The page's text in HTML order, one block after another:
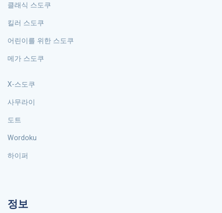
클래식 스도쿠
킬러 스도쿠
어린이를 위한 스도쿠
메가 스도쿠
X-스도쿠
사무라이
도트
Wordoku
하이퍼
정보